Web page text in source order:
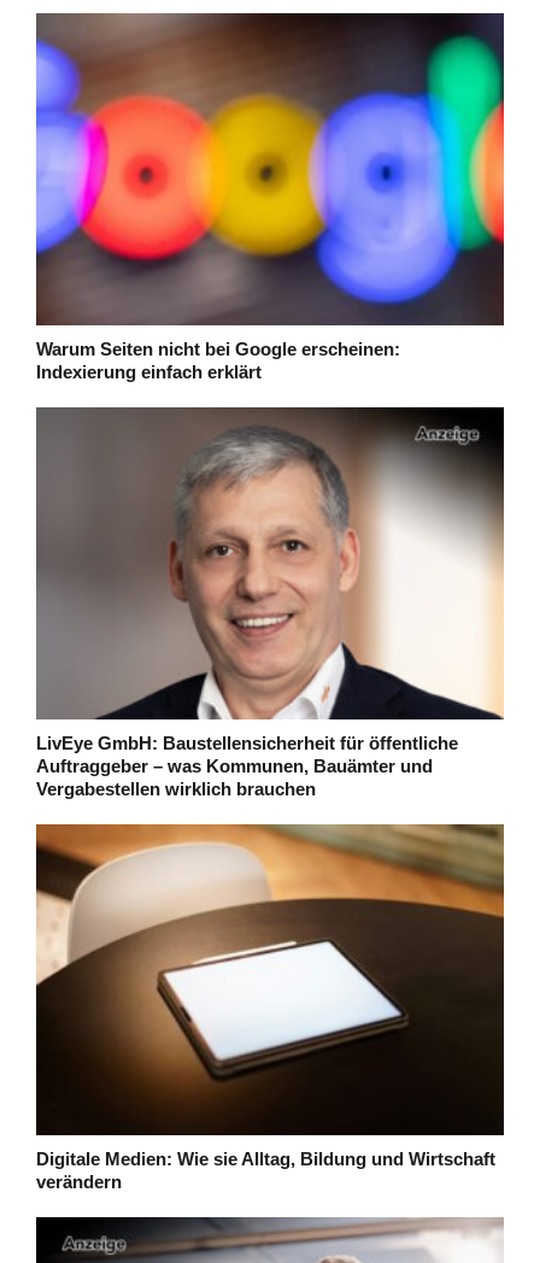
Warum Seiten nicht bei Google erscheinen:
Indexierung einfach erklärt
LivEye GmbH: Baustellensicherheit für öffentliche
Auftraggeber – was Kommunen, Bauämter und
Vergabestellen wirklich brauchen
Digitale Medien: Wie sie Alltag, Bildung und Wirtschaft
verändern